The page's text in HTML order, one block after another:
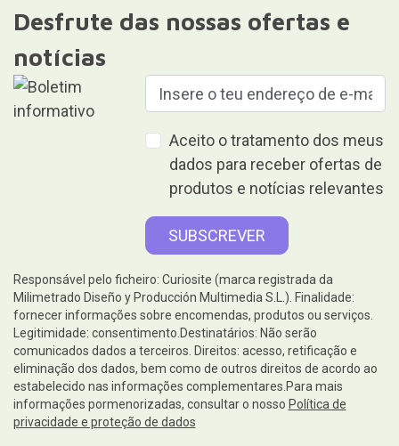
Desfrute das nossas ofertas e
notícias
Aceito o tratamento dos meus
dados para receber ofertas de
produtos e notícias relevantes
Responsável pelo ficheiro: Curiosite (marca registrada da
Milimetrado Diseño y Producción Multimedia S.L.). Finalidade:
fornecer informações sobre encomendas, produtos ou serviços.
Legitimidade: consentimento.Destinatários: Não serão
comunicados dados a terceiros. Direitos: acesso, retificação e
eliminação dos dados, bem como de outros direitos de acordo ao
estabelecido nas informações complementares.Para mais
informações pormenorizadas, consultar o nosso Política de
privacidade e proteção de dados